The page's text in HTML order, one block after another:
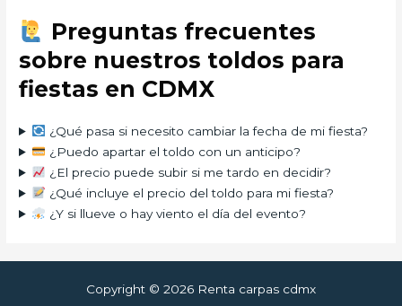
Preguntas frecuentes
sobre nuestros toldos para
fiestas en CDMX
¿Qué pasa si necesito cambiar la fecha de mi fiesta?
¿Puedo apartar el toldo con un anticipo?
¿El precio puede subir si me tardo en decidir?
¿Qué incluye el precio del toldo para mi fiesta?
¿Y si llueve o hay viento el día del evento?
Copyright © 2026 Renta carpas cdmx